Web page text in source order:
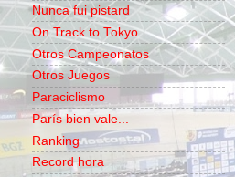
Nunca fui pistard
On Track to Tokyo
Otros Campeonatos
Otros Juegos
Paraciclismo
París bien vale...
Ranking
Record hora